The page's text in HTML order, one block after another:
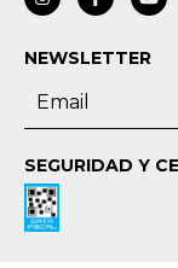
NEWSLETTER
SEGURIDAD Y